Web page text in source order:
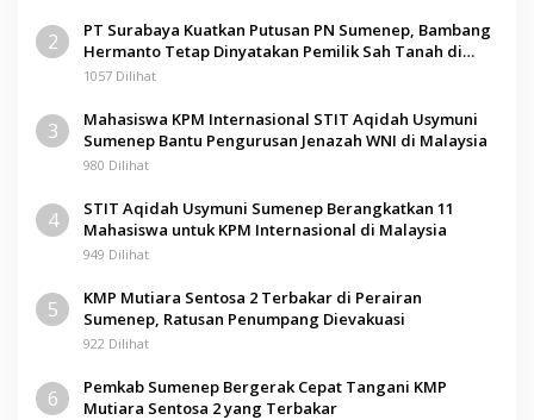
2
PT Surabaya Kuatkan Putusan PN Sumenep, Bambang
Hermanto Tetap Dinyatakan Pemilik Sah Tanah di
Pamolokan
1057 Dilihat
3
Mahasiswa KPM Internasional STIT Aqidah Usymuni
Sumenep Bantu Pengurusan Jenazah WNI di Malaysia
980 Dilihat
4
STIT Aqidah Usymuni Sumenep Berangkatkan 11
Mahasiswa untuk KPM Internasional di Malaysia
949 Dilihat
5
KMP Mutiara Sentosa 2 Terbakar di Perairan
Sumenep, Ratusan Penumpang Dievakuasi
922 Dilihat
6
Pemkab Sumenep Bergerak Cepat Tangani KMP
Mutiara Sentosa 2 yang Terbakar